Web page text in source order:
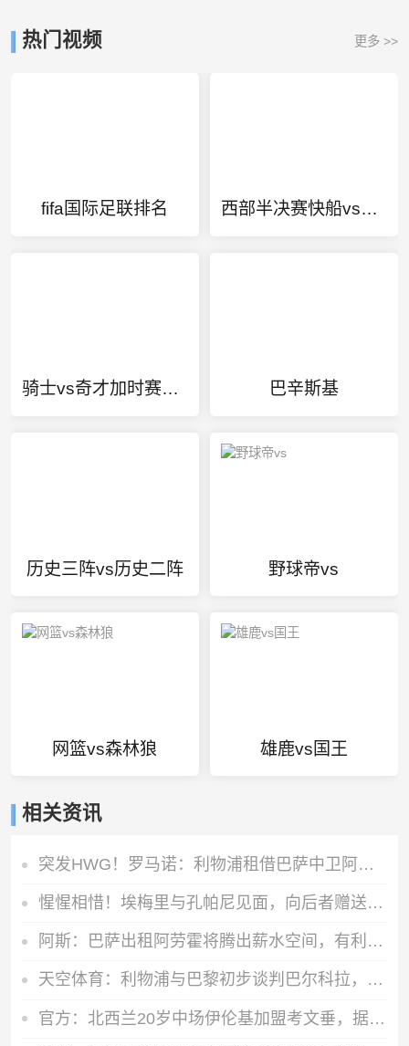
热门视频 更多 >>
fifa国际足联排名 西部半决赛快船vs掘金g7
骑士vs奇才加时赛后半段 巴辛斯基
历史三阵vs历史二阵 野球帝vs
网篮vs森林狼 雄鹿vs国王
相关资讯
突发HWG！罗马诺：利物浦租借巴萨中卫阿劳霍达口头协议
惺惺相惜！埃梅里与孔帕尼见面，向后者赠送礼物
阿斯：巴萨出租阿劳霍将腾出薪水空间，有利于接下来引进罗德里
天空体育：利物浦与巴黎初步谈判巴尔科拉，但估值存在巨大差距
官方：北西兰20岁中场伊伦基加盟考文垂，据悉转会费3000万欧